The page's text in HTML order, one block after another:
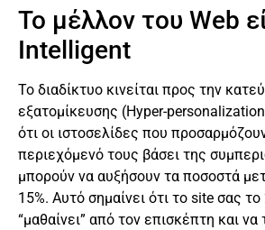
Το μέλλον του Web
Intelligent
Το διαδίκτυο κινείται προς την
εξατομίκευσης (Hyper-
ότι οι ιστοσελίδες που
περιεχόμενό τους βάσει της
μπορούν να αυξήσουν τα ποσοστά
15%. Αυτό σημαίνει ότι το site σας
“μαθαίνει” από τον επισκέπτη και